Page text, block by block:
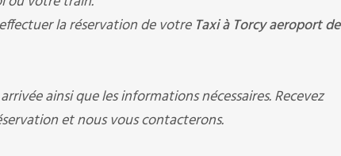
la réservation de votre Taxi à Torcy aeroport de
ainsi que les informations nécessaires. Recevez
et nous vous contacterons.